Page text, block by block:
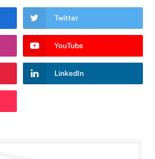
Twitter
YouTube
LinkedIn